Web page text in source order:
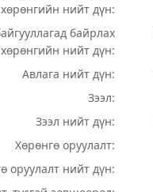
нийт дүн:
байрлах
нийт дүн:
Авлага нийт дүн:
Зээл:
Зээл нийт дүн:
Хөрөнгө оруулалт:
оруулалт нийт дүн: